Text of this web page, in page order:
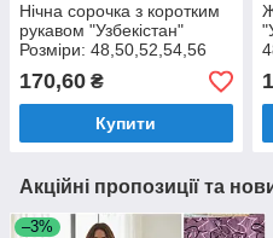
Нічна сорочка з коротким
рукавом "Узбекістан"
Розміри: 48,50,52,54,56
(35105)
170,60 ₴
Купити
Акційні пропозиції та
–3%